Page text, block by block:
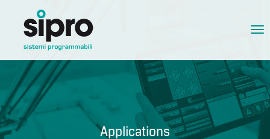
Applications